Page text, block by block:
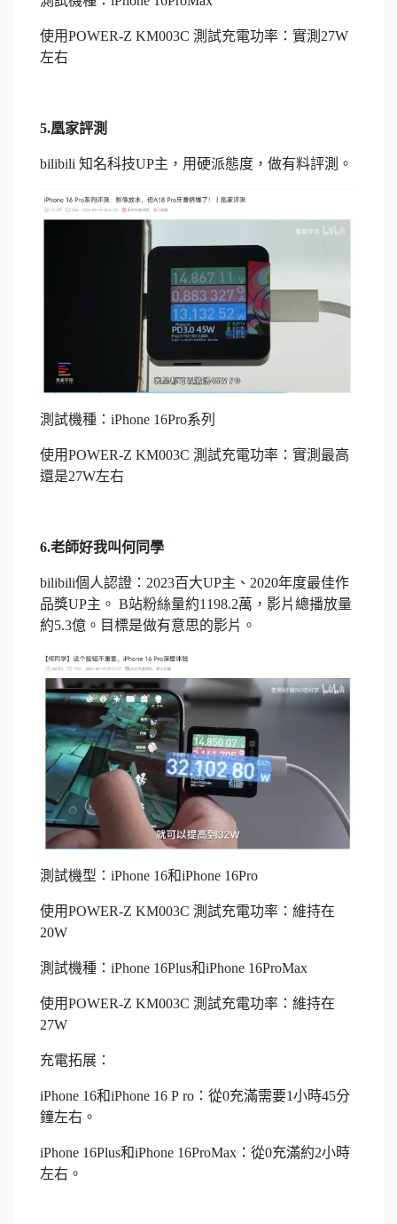
使用POWER-Z KM003C 測試充電功率：實測27W
左右
5.凰家評測
bilibili 知名科技UP主，用硬派態度，做有料評測。
測試機種：iPhone 16Pro系列
使用POWER-Z KM003C 測試充電功率：實測最高
還是27W左右
6.老師好我叫何同學
bilibili個人認證：2023百大UP主、2020年度最佳作
品獎UP主。 B站粉絲量約1198.2萬，影片總播放量
約5.3億。目標是做有意思的影片。
測試機型：iPhone 16和iPhone 16Pro
使用POWER-Z KM003C 測試充電功率：維持在
20W
測試機種：iPhone 16Plus和iPhone 16ProMax
使用POWER-Z KM003C 測試充電功率：維持在
27W
充電拓展：
iPhone 16和iPhone 16 P ro：從0充滿需要1小時45分
鐘左右。
iPhone 16Plus和iPhone 16ProMax：從0充滿約2小時
左右。